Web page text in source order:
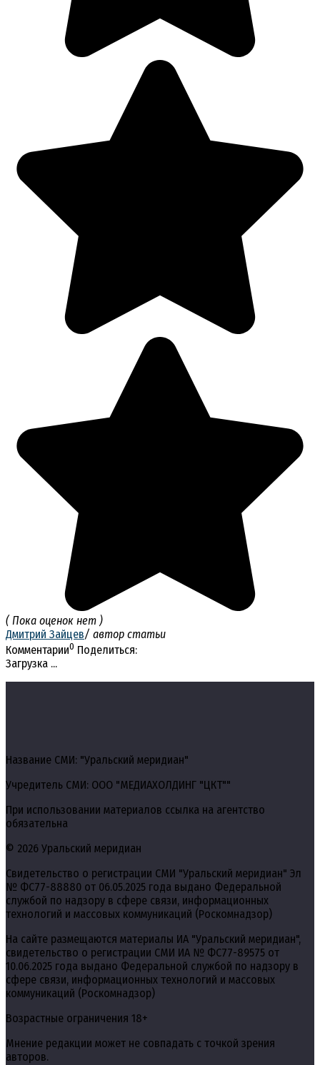
( Пока оценок нет )
Дмитрий Зайцев/ автор статьи
Комментарии0 Поделиться:
Загрузка ...
Название СМИ: "Уральский меридиан"
Учредитель СМИ: ООО "МЕДИАХОЛДИНГ "ЦКТ""
При использовании материалов ссылка на агентство
обязательна
© 2026 Уральский меридиан
Свидетельство о регистрации СМИ "Уральский меридиан" Эл
№ ФС77-88880 от 06.05.2025 года выдано Федеральной
службой по надзору в сфере связи, информационных
технологий и массовых коммуникаций (Роскомнадзор)
На сайте размещаются материалы ИА "Уральский меридиан",
свидетельство о регистрации СМИ ИА № ФС77-89575 от
10.06.2025 года выдано Федеральной службой по надзору в
сфере связи, информационных технологий и массовых
коммуникаций (Роскомнадзор)
Возрастные ограничения 18+
Мнение редакции может не совпадать с точкой зрения
авторов.